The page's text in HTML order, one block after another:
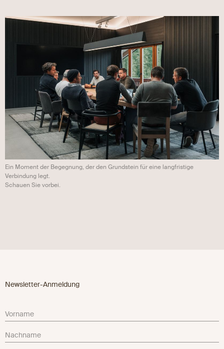
Ein Moment der Begegnung, der den Grundstein für eine langfristige
Verbindung legt.
Schauen Sie vorbei.
Newsletter-Anmeldung